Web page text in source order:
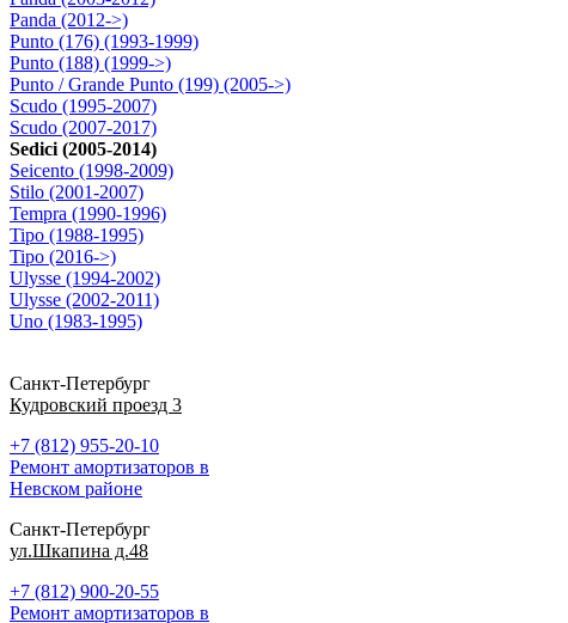
Panda (2012->)
Punto (176) (1993-1999)
Punto (188) (1999->)
Punto / Grande Punto (199) (2005->)
Scudo (1995-2007)
Scudo (2007-2017)
Sedici (2005-2014)
Seicento (1998-2009)
Stilo (2001-2007)
Tempra (1990-1996)
Tipo (1988-1995)
Tipo (2016->)
Ulysse (1994-2002)
Ulysse (2002-2011)
Uno (1983-1995)
Санкт-Петербург
Кудровский проезд 3
+7 (812) 955-20-10
Ремонт амортизаторов в
Невском районе
Санкт-Петербург
ул.Шкапина д.48
+7 (812) 900-20-55
Ремонт амортизаторов в